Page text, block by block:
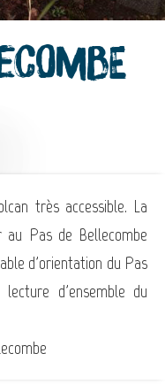
très accessible. La
au Pas de Bellecombe
d'orientation du Pas
d'ensemble du